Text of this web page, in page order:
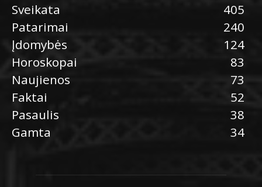
Sveikata
405
Patarimai
240
Įdomybės
124
Horoskopai
83
Naujienos
73
Faktai
52
Pasaulis
38
Gamta
34